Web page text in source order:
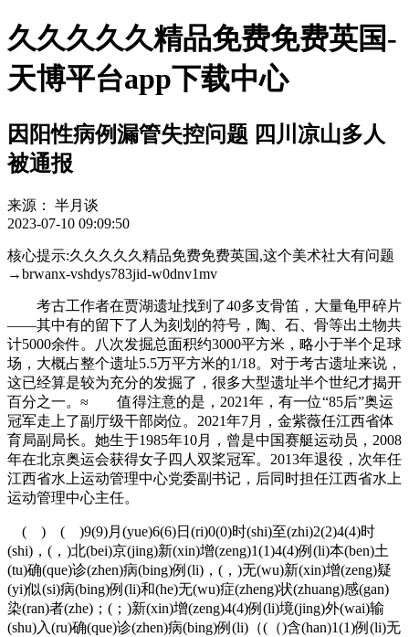
久久久久久精品免费免费英国-
天博平台app下载中心
因阳性病例漏管失控问题 四川凉山多人
被通报
来源：
半月谈
2023-07-10 09:09:50
核心提示:久久久久久精品免费免费英国,这个美术社大有问题
→brwanx-vshdys783jid-w0dnv1mv
考古工作者在贾湖遗址找到了40多支骨笛，大量龟甲碎片
——其中有的留下了人为刻划的符号，陶、石、骨等出土物共
计5000余件。八次发掘总面积约3000平方米，略小于半个足球
场，大概占整个遗址5.5万平方米的1/18。对于考古遗址来说，
这已经算是较为充分的发掘了，很多大型遗址半个世纪才揭开
百分之一。≈ 值得注意的是，2021年，有一位“85后”奥运
冠军走上了副厅级干部岗位。2021年7月，金紫薇任江西省体
育局副局长。她生于1985年10月，曾是中国赛艇运动员，2008
年在北京奥运会获得女子四人双桨冠军。2013年退役，次年任
江西省水上运动管理中心党委副书记，后同时担任江西省水上
运动管理中心主任。
( ) ( )9(9)月(yue)6(6)日(ri)0(0)时(shi)至(zhi)2(2)4(4)时
(shi)，(，)北(bei)京(jing)新(xin)增(zeng)1(1)4(4)例(li)本(ben)土
(tu)确(que)诊(zhen)病(bing)例(li)，(，)无(wu)新(xin)增(zeng)疑
(yi)似(si)病(bing)例(li)和(he)无(wu)症(zheng)状(zhuang)感(gan)
染(ran)者(zhe)；(；)新(xin)增(zeng)4(4)例(li)境(jing)外(wai)输
(shu)入(ru)确(que)诊(zhen)病(bing)例(li)（(（)含(han)1(1)例(li)无